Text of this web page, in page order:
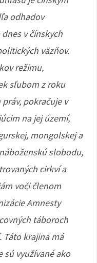
odhadov
v čínskych
väzňov.
režimu,
sľubom z roku
pokračuje v
na jej území,
mongolskej a
slobodu,
cirkví a
voči členom
Amnesty
táboroch
Táto krajina má
sú využívané ako